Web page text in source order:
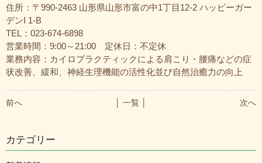
住所：〒990-2463 山形県山形市富の中1丁目12-2 ハッピーガー
デンI 1-B
TEL：023-674-6898
営業時間：9:00～21:00 定休日：不定休
業務内容：カイロプラクティックによる肩こり・腰痛などの症
状改善、緩和、神経生理機能の活性化並び自然治癒力の向上
前へ 次へ
│ 一覧 │
カテゴリー